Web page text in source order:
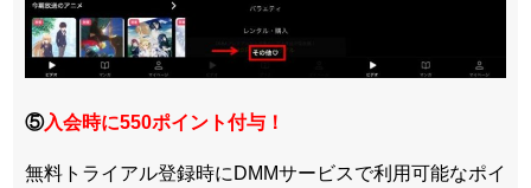
⑤入会時に550ポイント付与！
無料トライアル登録時にDMMサービスで利用可能なポイ